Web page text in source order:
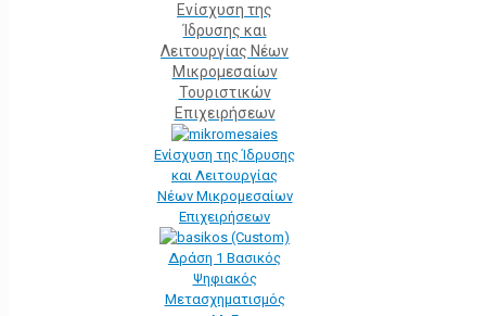
Ενίσχυση της
Ίδρυσης και
Λειτουργίας Νέων
Μικρομεσαίων
Τουριστικών
Επιχειρήσεων
Ενίσχυση της Ίδρυσης
και Λειτουργίας
Νέων Μικρομεσαίων
Επιχειρήσεων
Δράση 1 Βασικός
Ψηφιακός
Μετασχηματισμός